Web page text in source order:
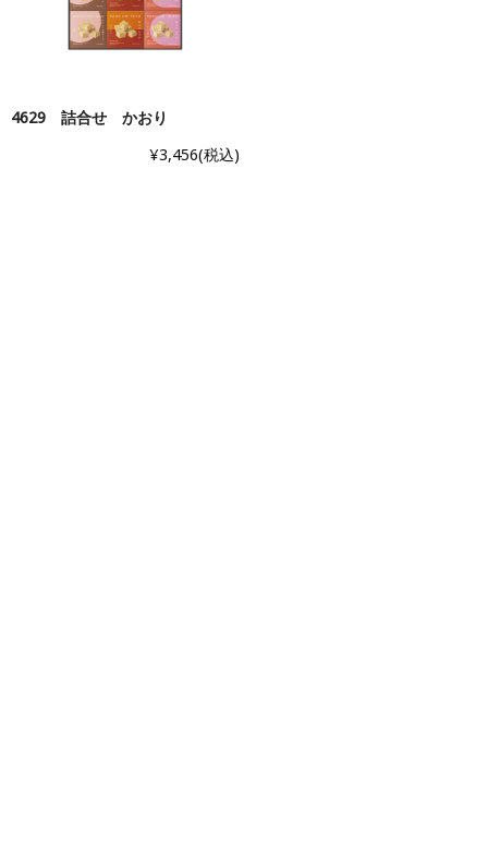
4629 詰合せ かおり
¥3,456(税込)